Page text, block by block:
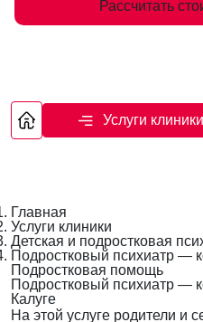
Рассчитать
Услуги клиники
Главная
Услуги клиники
Детская и подростковая
Подростковый психиатр —
Подростковая помощь
Подростковый психиатр —
Калуге
На этой услуге родители и